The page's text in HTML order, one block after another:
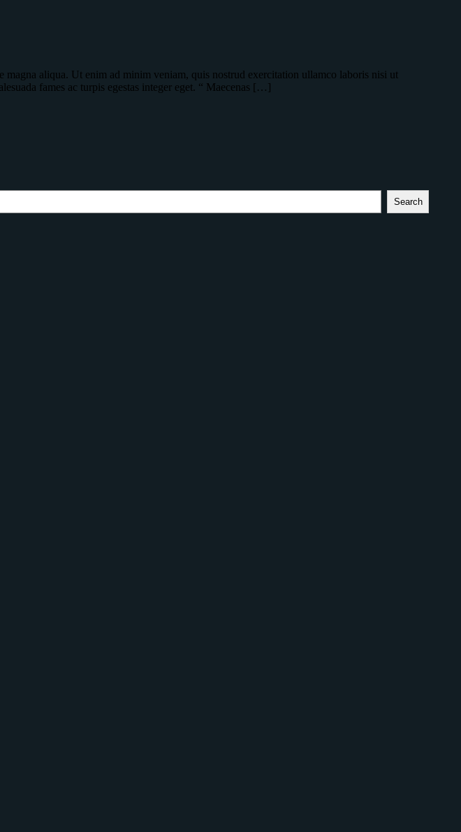
aliqua. Ut enim ad minim veniam, quis nostrud exercitation ullamco laboris nisi ut
fames ac turpis egestas integer eget. “ Maecenas […]
Search